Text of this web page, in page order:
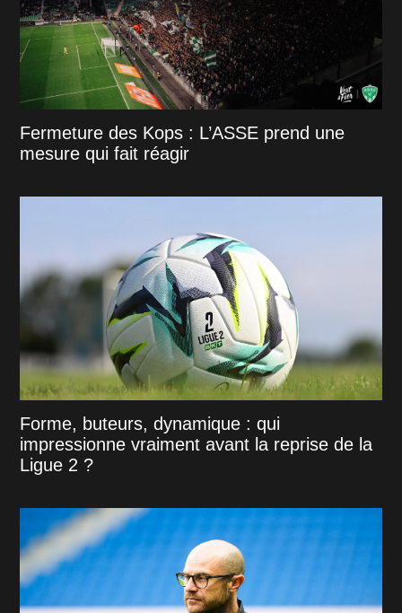
Fermeture des Kops : L’ASSE prend une
mesure qui fait réagir
Forme, buteurs, dynamique : qui
impressionne vraiment avant la reprise de la
Ligue 2 ?